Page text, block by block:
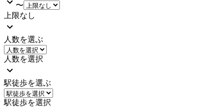
〜
上限なし
人数を選ぶ
人数を選択
駅徒歩を選ぶ
駅徒歩を選択